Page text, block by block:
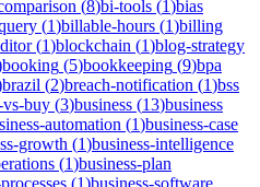
(8)bi-tools (1)bias
(1)billable-hours (1)billing
(1)blockchain (1)blog-strategy
booking (5)bookkeeping (9)bpa
brazil (2)breach-notification (1)bss
buy (3)business (13)business
automation (1)business-case
growth (1)business-intelligence
(1)business-plan
(1)business-software